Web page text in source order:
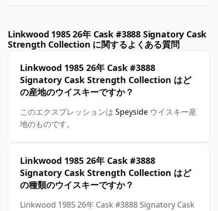
Linkwood 1985 26年 Cask #3888 Signatory Cask
Strength Collection に関するよくある質問
Linkwood 1985 26年 Cask #3888
Signatory Cask Strength Collection はど
の産地のウイスキーですか？
このエクスプレッションは Speyside ウイスキー産
地のものです。
Linkwood 1985 26年 Cask #3888
Signatory Cask Strength Collection はど
の種類のウイスキーですか？
Linkwood 1985 26年 Cask #3888 Signatory Cask